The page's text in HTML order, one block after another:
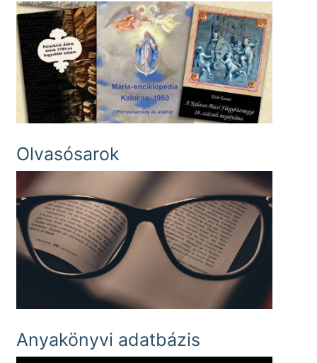
Olvasósarok
Anyakönyvi adatbázis